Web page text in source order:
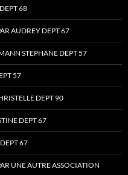
68
AUDREY DEPT 67
STEPHANE DEPT 57
57
DEPT 90
DEPT 67
67
UNE AUTRE ASSOCIATION